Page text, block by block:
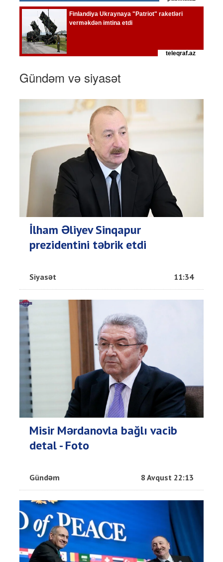
Gündəm və siyasət
İlham Əliyev Sinqapur
prezidentini təbrik etdi
Siyasət 11:34
Misir Mərdanovla bağlı vacib
detal - Foto
Gündəm 8 Avqust 22:13